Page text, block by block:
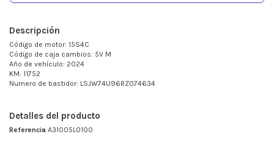
Descripción
Código de motor: 15S4C
Código de caja cambios: 5V M
Año de vehículo: 2024
KM: 11752
Numero de bastidor: LSJW74U96RZ074634
Detalles del producto
Referencia A31005L0100